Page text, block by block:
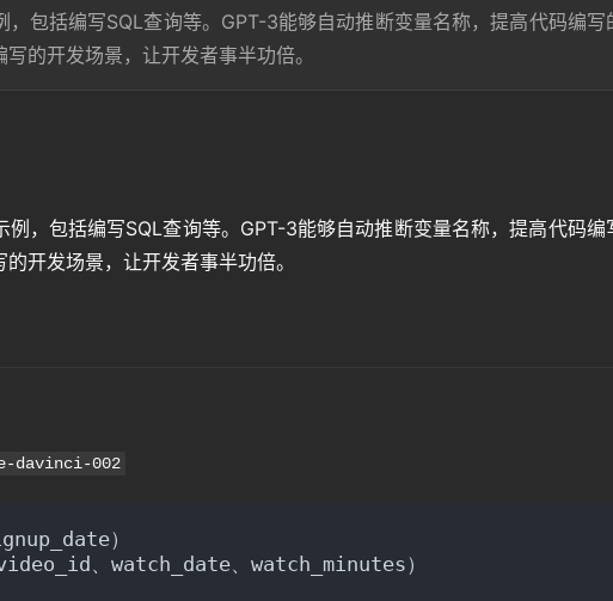
包括编写SQL查询等。GPT-3能够自动推断变量名称，提高代码编写
的开发场景，让开发者事半功倍。
，包括编写SQL查询等。GPT-3能够自动推断变量名称，提高代码编
开发场景，让开发者事半功倍。
davinci-002
）
、watch_date、watch_minutes）